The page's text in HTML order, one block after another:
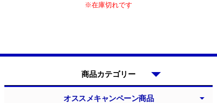
※在庫切れです
オススメキャンペーン商品
商品カテゴリー